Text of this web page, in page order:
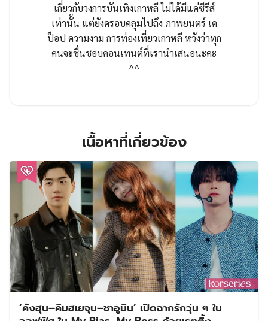
เกี่ยวกับวงการบันเทิงเกาหลี ไม่ได้มีแค่ซีรีส์
เท่านั้น แต่ยังครอบคลุมไปถึง ภาพยนตร์ เค
ป็อป ความงาม การท่องเที่ยวเกาหลี หวังว่าทุก
คนจะชื่นชอบคอนเทนต์ที่เรานำเสนอนะคะ
^^
เนื้อหาที่เกี่ยวข้อง
‘คังฮุน–คิมฮเยจุน–ชาอูมิน’ เปิดฉากรักวุ่น ๆ ใน